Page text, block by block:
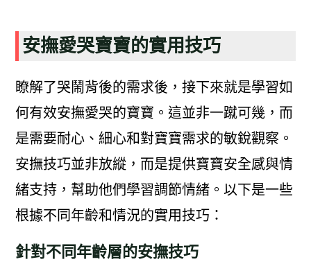
安撫愛哭寶寶的實用技巧
瞭解了哭鬧背後的需求後，接下來就是學習如
何有效安撫愛哭的寶寶。這並非一蹴可幾，而
是需要耐心、細心和對寶寶需求的敏銳觀察。
安撫技巧並非放縱，而是提供寶寶安全感與情
緒支持，幫助他們學習調節情緒。以下是一些
根據不同年齡和情況的實用技巧：
針對不同年齡層的安撫技巧